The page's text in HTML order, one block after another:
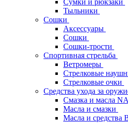
Сумки и рюкзаки
Тыльники
Сошки
Аксессуары
Сошки
Сошки-трости
Спортивная стрельба
Ветромеры
Стрелковые
Стрелковые очки
Средства ухода за
Смазка и масла
Масла и смазки
Масла и средства